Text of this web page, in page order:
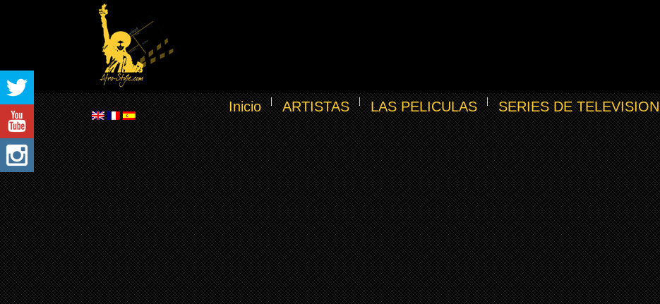
Inicio ARTISTAS LAS PELICULAS SERIES DE TELEVISION